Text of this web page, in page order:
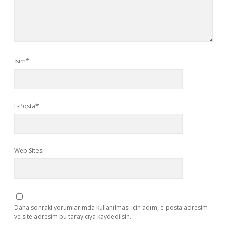
İsim*
E-Posta*
Web Sitesi
Daha sonraki yorumlarımda kullanılması için adım, e-posta adresim
ve site adresim bu tarayıcıya kaydedilsin.